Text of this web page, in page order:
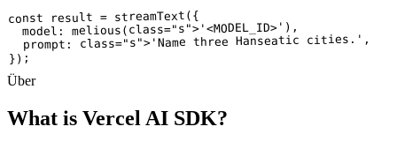
const result = streamText({
  model: melious(
class="s">'<MODEL_ID>'),
  prompt:
class="s">'Name three Hanseatic cities.',
});
Über
What is Vercel AI SDK?